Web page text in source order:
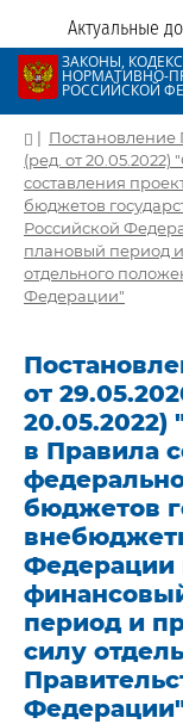
Актуальные
ЗАКОНЫ,
НОРМАТИВНО-
РОССИЙСКОЙ
| Постановление
(ред. от
составления
бюджетов
Российской
плановый период
отдельного
Федерации"
от
в Правила
бюджетов
Федерации
период и
силу